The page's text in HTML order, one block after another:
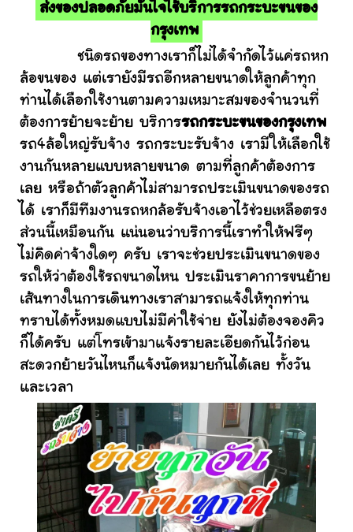
ส่งของปลอดภัยมั่นใจใช้บริการรถกระบะขนของ
กรุงเทพ
ชนิดรถของทางเราก็ไม่ได้จำกัดไว้แค่รถหก
ล้อขนของ แต่เรายังมีรถอีกหลายขนาดให้ลูกค้าทุก
ท่านได้เลือกใช้งานตามความเหมาะสมของจำนวนที่
ต้องการย้ายจะย้าย บริการรถกระบะขนของกรุงเทพ
รถ4ล้อใหญ่รับจ้าง รถกระบะรับจ้าง เรามีให้เลือกใช้
งานกันหลายแบบหลายขนาด ตามที่ลูกค้าต้องการ
เลย หรือถ้าตัวลูกค้าไม่สามารถประเมินขนาดของรถ
ได้ เราก็มีทีมงานรถหกล้อรับจ้างเอาไว้ช่วยเหลือตรง
ส่วนนี้เหมือนกัน แน่นอนว่าบริการนี้เราทำให้ฟรีๆ
ไม่คิดค่าจ้างใดๆ ครับ เราจะช่วยประเมินขนาดของ
รถให้ว่าต้องใช้รถขนาดไหน ประเมินราคาการขนย้าย
เส้นทางในการเดินทางเราสามารถแจ้งให้ทุกท่าน
ทราบได้ทั้งหมดแบบไม่มีค่าใช้จ่าย ยังไม่ต้องจองคิว
ก็ได้ครับ แต่โทรเข้ามาแจ้งรายละเอียดกันไว้ก่อน
สะดวกย้ายวันไหนก็แจ้งนัดหมายกันได้เลย ทั้งวัน
และเวลา